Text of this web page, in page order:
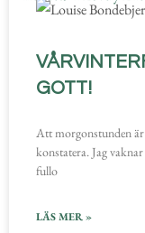
GOTT!
Att morgonstunden
konstatera. Jag
fullo
LÄS MER »